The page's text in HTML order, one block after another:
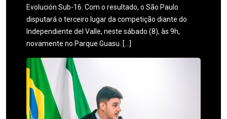
Evolución Sub-16. Com o resultado, o São Paulo
disputará o terceiro lugar da competição diante do
Independiente del Valle, neste sábado (8), às 9h,
novamente no Parque Guasu. […]